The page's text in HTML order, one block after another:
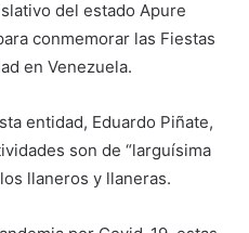
del estado Apure
conmemorar las Fiestas
en Venezuela.
entidad, Eduardo Piñate,
son de “larguísima
llaneros y llaneras.